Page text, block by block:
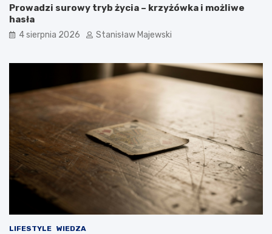
Prowadzi surowy tryb życia – krzyżówka i możliwe
hasła
4 sierpnia 2026 Stanisław Majewski
LIFESTYLE WIEDZA